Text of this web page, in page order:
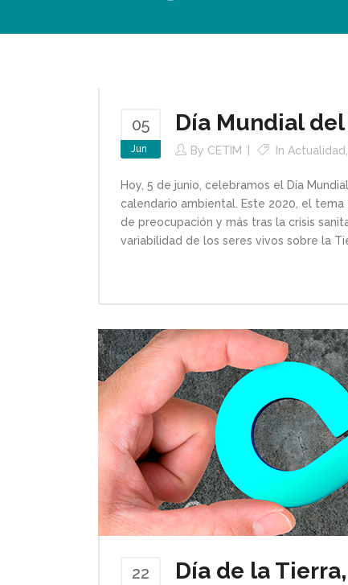
05
Jun
Día Mundial
By CETIM In Actualidad
Hoy, 5 de junio, celebramos el Día
calendario ambiental. Este 2020, el
de preocupación y más tras la crisis
variabilidad de los seres vivos sobre la
22 Día de la